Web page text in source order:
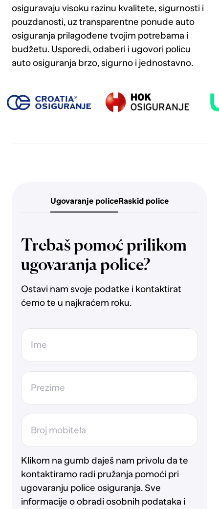
osiguravaju visoku razinu kvalitete, sigurnosti i
pouzdanosti, uz transparentne ponude auto
osiguranja prilagođene tvojim potrebama i
budžetu. Usporedi, odaberi i ugovori policu
auto osiguranja brzo, sigurno i jednostavno.
Ugovaranje policeRaskid police
Trebaš pomoć prilikom
ugovaranja police?
Ostavi nam svoje podatke i kontaktirat
ćemo te u najkraćem roku.
Ime
Prezime
Broj mobitela
Klikom na gumb daješ nam privolu da te
kontaktiramo radi pružanja pomoći pri
ugovaranju police osiguranja. Sve
informacije o obradi osobnih podataka i